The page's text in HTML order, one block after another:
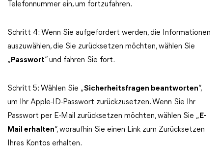
Telefonnummer ein, um fortzufahren.
Schritt 4: Wenn Sie aufgefordert werden, die Informationen
auszuwählen, die Sie zurücksetzen möchten, wählen Sie
„ Passwort“ und fahren Sie fort.
Schritt 5: Wählen Sie „Sicherheitsfragen beantworten“,
um Ihr Apple-ID-Passwort zurückzusetzen. Wenn Sie Ihr
Passwort per E-Mail zurücksetzen möchten, wählen Sie „ E-
Mail erhalten“, woraufhin Sie einen Link zum Zurücksetzen
Ihres Kontos erhalten.